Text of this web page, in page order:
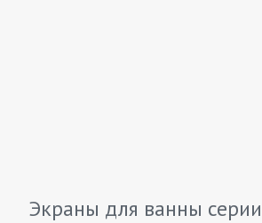
Экраны для ванны серии